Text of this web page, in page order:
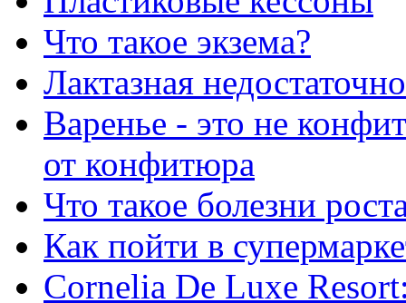
Что такое экзема?
Лактазная
Варенье - это не
от конфитюра
Что такое болезни
Как пойти в
Сornelia De Luxe